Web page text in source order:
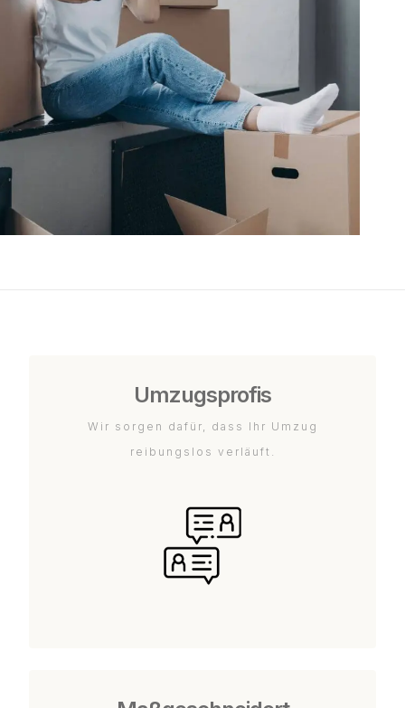
Umzugsprofis
Wir sorgen dafür, dass Ihr Umzug
reibungslos verläuft.